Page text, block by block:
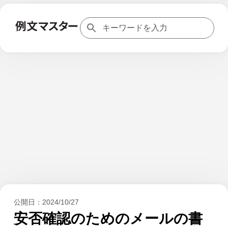
公開日： 2024/10/27
安否確認のためのメールの書